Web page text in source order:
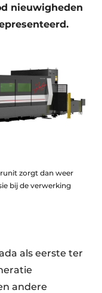
nieuwigheden
zorgt dan weer
bij de verwerking
als eerste ter
andere